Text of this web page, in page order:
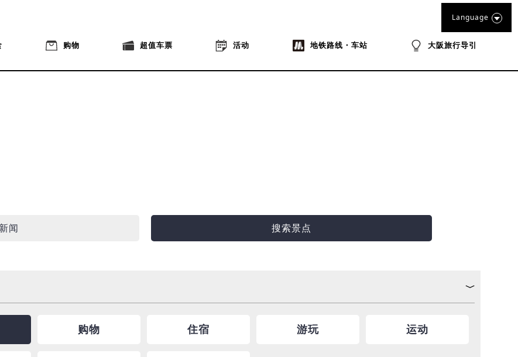
购物 超值车票 活动 地铁路线・车站 大阪旅行导引
Language
闻 搜索景点
购物 住宿 游玩 运动